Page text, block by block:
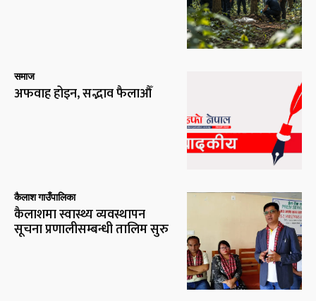
समाज
अफवाह होइन, सद्भाव फैलाऔँ
कैलाश गाउँपालिका
कैलाशमा स्वास्थ्य व्यवस्थापन
सूचना प्रणालीसम्बन्धी तालिम सुरु